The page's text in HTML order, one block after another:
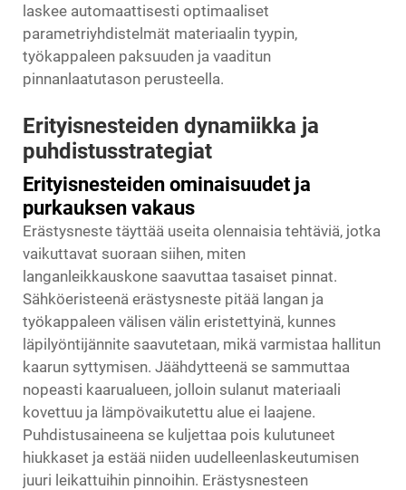
laskee automaattisesti optimaaliset
parametriyhdistelmät materiaalin tyypin,
työkappaleen paksuuden ja vaaditun
pinnanlaatutason perusteella.
Erityisnesteiden dynamiikka ja
puhdistusstrategiat
Erityisnesteiden ominaisuudet ja
purkauksen vakaus
Erästysneste täyttää useita olennaisia tehtäviä, jotka
vaikuttavat suoraan siihen, miten
langanleikkauskone saavuttaa tasaiset pinnat.
Sähköeristeenä erästysneste pitää langan ja
työkappaleen välisen välin eristettyinä, kunnes
läpilyöntijännite saavutetaan, mikä varmistaa hallitun
kaarun syttymisen. Jäähdytteenä se sammuttaa
nopeasti kaarualueen, jolloin sulanut materiaali
kovettuu ja lämpövaikutettu alue ei laajene.
Puhdistusaineena se kuljettaa pois kulutuneet
hiukkaset ja estää niiden uudelleenlaskeutumisen
juuri leikattuihin pinnoihin. Erästysnesteen